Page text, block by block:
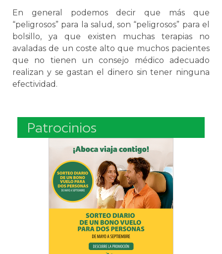
En general podemos decir que más que
“peligrosos” para la salud, son “peligrosos” para el
bolsillo, ya que existen muchas terapias no
avaladas de un coste alto que muchos pacientes
que no tienen un consejo médico adecuado
realizan y se gastan el dinero sin tener ninguna
efectividad.
Patrocinios